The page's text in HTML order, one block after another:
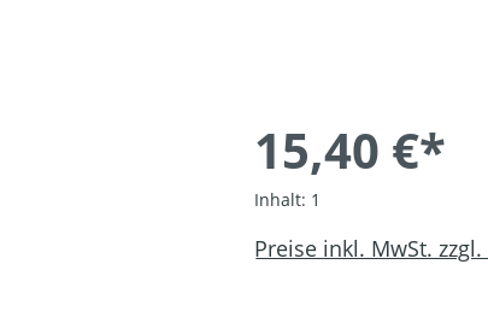
15,40 €*
Inhalt: 1
Preise inkl. MwSt.